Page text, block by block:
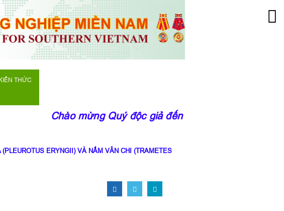
THỨC
Chào mừng Quý độc giả đến với trang thông tin
ERYNGII) VÀ NẤM VÂN CHI (TRAMETES